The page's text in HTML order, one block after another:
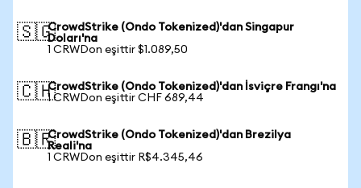
🇸🇬CrowdStrike (Ondo Tokenized)'dan Singapur
Doları'na
1 CRWDon eşittir $1.089,50
🇨🇭CrowdStrike (Ondo Tokenized)'dan İsviçre Frangı'na
1 CRWDon eşittir CHF 689,44
🇧🇷CrowdStrike (Ondo Tokenized)'dan Brezilya
Reali'na
1 CRWDon eşittir R$4.345,46